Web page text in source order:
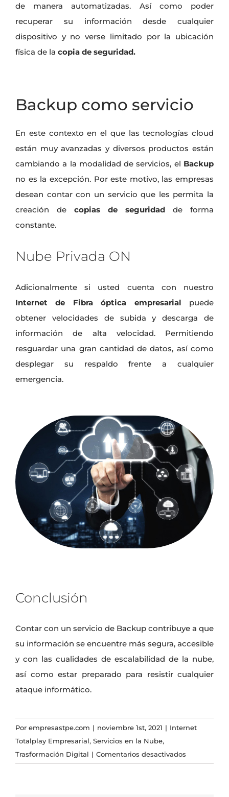
de manera automatizadas. Así como poder
recuperar su información desde cualquier
dispositivo y no verse limitado por la ubicación
física de la copia de seguridad.
Backup como servicio
En este contexto en el que las tecnologías cloud
están muy avanzadas y diversos productos están
cambiando a la modalidad de servicios, el Backup
no es la excepción. Por este motivo, las empresas
desean contar con un servicio que les permita la
creación de copias de seguridad de forma
constante.
Nube Privada ON
Adicionalmente si usted cuenta con nuestro
Internet de Fibra óptica empresarial puede
obtener velocidades de subida y descarga de
información de alta velocidad. Permitiendo
resguardar una gran cantidad de datos, así como
desplegar su respaldo frente a cualquier
emergencia.
Conclusión
Contar con un servicio de Backup contribuye a que
su información se encuentre más segura, accesible
y con las cualidades de escalabilidad de la nube,
así como estar preparado para resistir cualquier
ataque informático.
Por empresastpe.com | noviembre 1st, 2021 | Internet
Totalplay Empresarial, Servicios en la Nube,
Trasformación Digital | Comentarios desactivados